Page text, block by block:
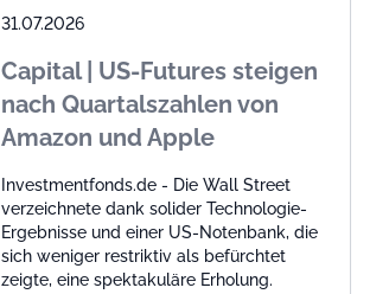
31.07.2026
Capital | US-Futures steigen
nach Quartalszahlen von
Amazon und Apple
Investmentfonds.de - Die Wall Street
verzeichnete dank solider Technologie-
Ergebnisse und einer US-Notenbank, die
sich weniger restriktiv als befürchtet
zeigte, eine spektakuläre Erholung.